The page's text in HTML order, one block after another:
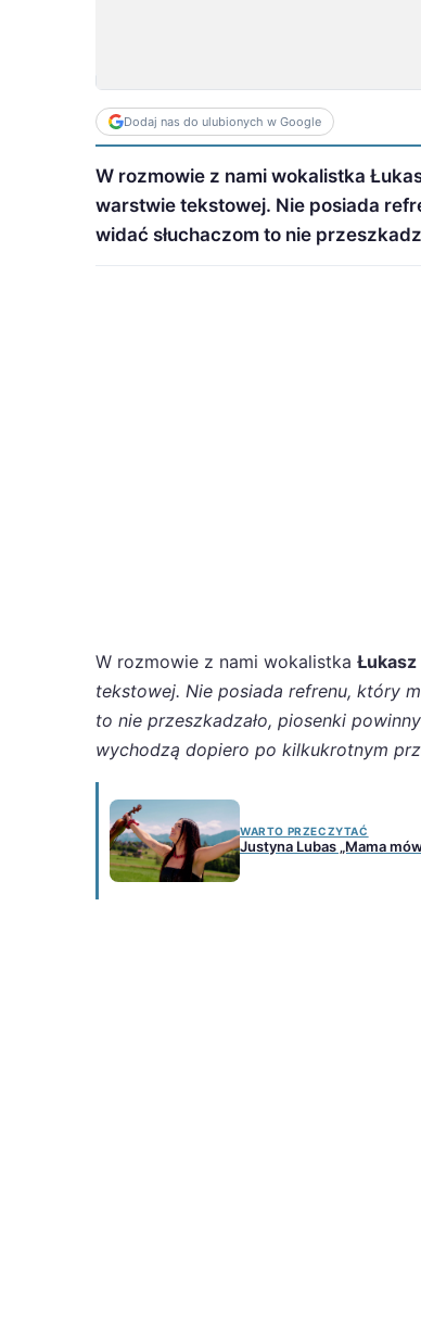
Dodaj nas do ulubionych w Google
W rozmowie z nami wokalistka
warstwie tekstowej. Nie posiada
widać słuchaczom to nie
W rozmowie z nami wokalistka Łukasz
tekstowej. Nie posiada refrenu, który
to nie przeszkadzało, piosenki
wychodzą dopiero po kilkukrotnym
WARTO PRZECZYTAĆ
Justyna Lubas „Mama